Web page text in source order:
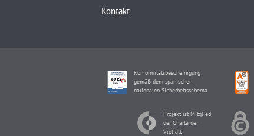
Kontakt
Konformitätsbescheinigung
gemäß dem spanischen
nationalen Sicherheitsschema
Projekt ist Mitglied
der Charta der
Vielfalt